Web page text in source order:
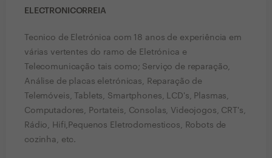
ELECTRONICORREIA
Tecnico de Eletrónica com 18 anos de experiência em
várias vertentes do ramo de Eletrónica e
Telecomunicação tais como; Serviço de reparação,
Análise de placas eletrónicas, Reparação de
Telemóveis, Tablets, Smartphones, LCD's, Plasmas,
Computadores, Portateis, Consolas, Videojogos, CRT's,
Rádio, Hifi,Pequenos Eletrodomesticos, Robots de
cozinha, etc.